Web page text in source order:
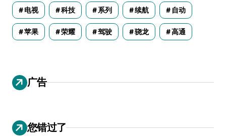
电视 科技 系列 续航 自动
苹果 荣耀 驾驶 骁龙 高通
广告
您错过了